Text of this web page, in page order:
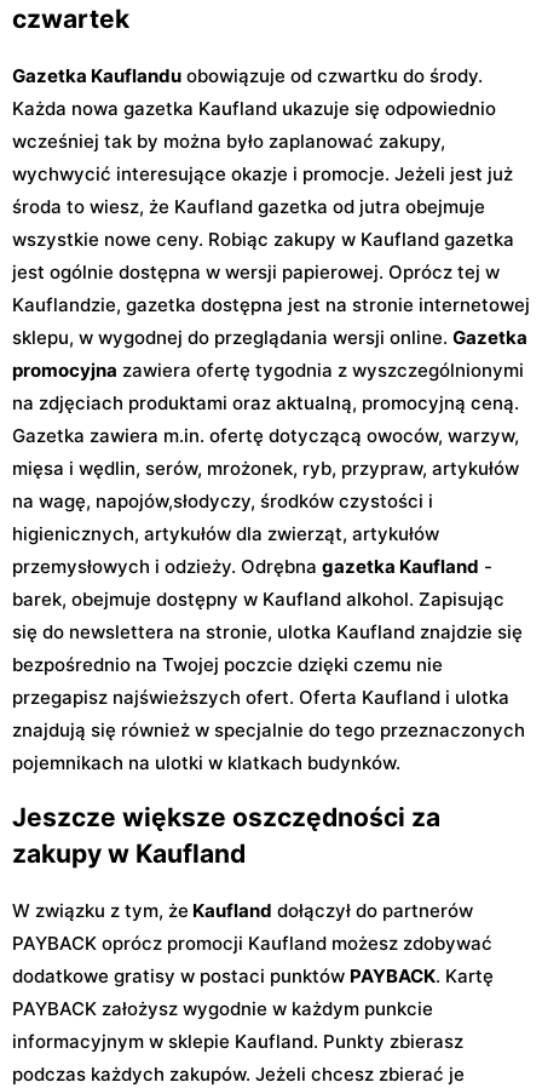
czwartek
Gazetka Kauflandu obowiązuje od czwartku do środy.
Każda nowa gazetka Kaufland ukazuje się odpowiednio
wcześniej tak by można było zaplanować zakupy,
wychwycić interesujące okazje i promocje. Jeżeli jest już
środa to wiesz, że Kaufland gazetka od jutra obejmuje
wszystkie nowe ceny. Robiąc zakupy w Kaufland gazetka
jest ogólnie dostępna w wersji papierowej. Oprócz tej w
Kauflandzie, gazetka dostępna jest na stronie internetowej
sklepu, w wygodnej do przeglądania wersji online. Gazetka
promocyjna zawiera ofertę tygodnia z wyszczególnionymi
na zdjęciach produktami oraz aktualną, promocyjną ceną.
Gazetka zawiera m.in. ofertę dotyczącą owoców, warzyw,
mięsa i wędlin, serów, mrożonek, ryb, przypraw, artykułów
na wagę, napojów,słodyczy, środków czystości i
higienicznych, artykułów dla zwierząt, artykułów
przemysłowych i odzieży. Odrębna gazetka Kaufland -
barek, obejmuje dostępny w Kaufland alkohol. Zapisując
się do newslettera na stronie, ulotka Kaufland znajdzie się
bezpośrednio na Twojej poczcie dzięki czemu nie
przegapisz najświeższych ofert. Oferta Kaufland i ulotka
znajdują się również w specjalnie do tego przeznaczonych
pojemnikach na ulotki w klatkach budynków.
Jeszcze większe oszczędności za
zakupy w Kaufland
W związku z tym, że Kaufland dołączył do partnerów
PAYBACK oprócz promocji Kaufland możesz zdobywać
dodatkowe gratisy w postaci punktów PAYBACK. Kartę
PAYBACK założysz wygodnie w każdym punkcie
informacyjnym w sklepie Kaufland. Punkty zbierasz
podczas każdych zakupów. Jeżeli chcesz zbierać je